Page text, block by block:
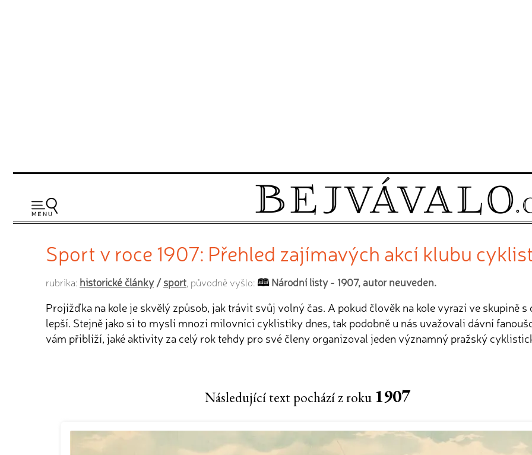
Sport v roce 1907: Přehled zajímavých akcí klubu
rubrika: historické články/sport , původně vyšlo: Národní listy - 1907, autor neuveden.
Projížďka na kole je skvělý způsob, jak trávit svůj volný čas. A pokud člověk na kole vyrazí ve skupině
lepší. Stejně jako si to myslí mnozí milovníci cyklistiky dnes, tak podobně u nás uvažovali dávní
vám přiblíží, jaké aktivity za celý rok tehdy pro své členy organizoval jeden významný pražský
Následující text pochází z roku 1907